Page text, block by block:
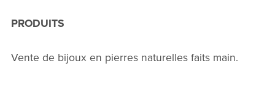
PRODUITS
Vente de bijoux en pierres naturelles faits main.